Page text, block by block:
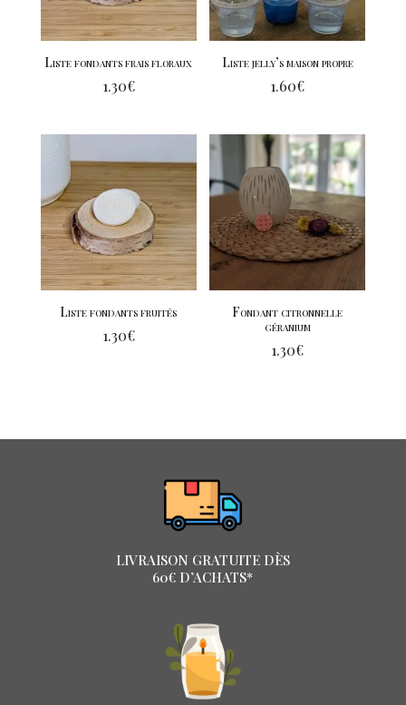
Liste fondants frais floraux
1.30€
Liste jelly’s maison propre
1.60€
Liste fondants fruités
1.30€
Fondant citronnelle
géranium
1.30€
LIVRAISON GRATUITE DÈS
60€ D’ACHATS*